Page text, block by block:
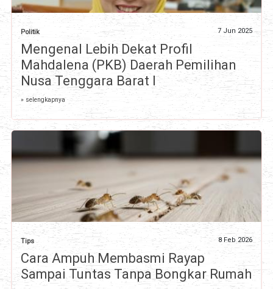
Politik 7 Jun 2025
Mengenal Lebih Dekat Profil
Mahdalena (PKB) Daerah Pemilihan
Nusa Tenggara Barat I
» selengkapnya
Tips 8 Feb 2026
Cara Ampuh Membasmi Rayap
Sampai Tuntas Tanpa Bongkar Rumah